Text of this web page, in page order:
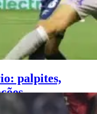
palpites,
–
(12/06)